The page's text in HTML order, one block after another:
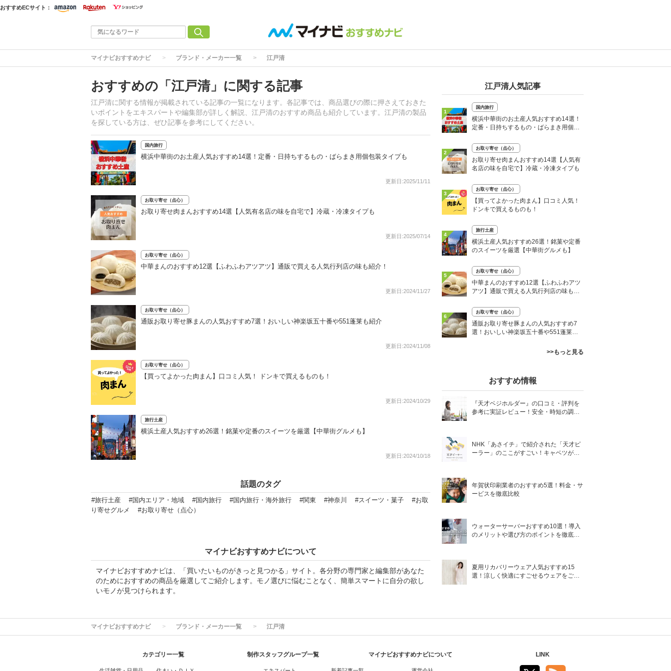
おすすめECサイト：
マイナビおすすめナビ ブランド・メーカー一覧 江戸清
おすすめの「江戸清」に関する記事
江戸清に関する情報が掲載されている記事の一覧になります。各記事では、商品選びの際に押さえておきた
いポイントをエキスパートや編集部が詳しく解説、江戸清のおすすめ商品も紹介しています。江戸清の製品
を探している方は、ぜひ記事を参考にしてください。
国内旅行
横浜中華街のお土産人気おすすめ14選！定番・日持ちするもの・ばらまき用個包装タイプも
更新日:2025/11/11
お取り寄せ（点心）
お取り寄せ肉まんおすすめ14選【人気有名店の味を自宅で】冷蔵・冷凍タイプも
更新日:2025/07/14
お取り寄せ（点心）
中華まんのおすすめ12選【ふわふわアツアツ】通販で買える人気行列店の味も紹介！
更新日:2024/11/27
お取り寄せ（点心）
通販お取り寄せ豚まんの人気おすすめ7選！おいしい神楽坂五十番や551蓬莱も紹介
更新日:2024/11/08
お取り寄せ（点心）
【買ってよかった肉まん】口コミ人気！ ドンキで買えるものも！
更新日:2024/10/29
旅行土産
横浜土産人気おすすめ26選！銘菓や定番のスイーツを厳選【中華街グルメも】
更新日:2024/10/18
話題のタグ
#旅行土産 #国内エリア・地域 #国内旅行 #国内旅行・海外旅行 #関東 #神奈川 #スイーツ・菓子
#お取
り寄せグルメ
#お取り寄せ（点心）
マイナビおすすめナビについて
マイナビおすすめナビは、「買いたいものがきっと見つかる」サイト。各分野の専門家と編集部があなた
のためにおすすめの商品を厳選してご紹介します。モノ選びに悩むことなく、簡単スマートに自分の欲し
いモノが見つけられます。
江戸清人気記事
1
国内旅行
横浜中華街のお土産人気おすすめ14選！
定番・日持ちするもの・ばらまき用個包
2
お取り寄せ（点心）
お取り寄せ肉まんおすすめ14選【人気有
名店の味を自宅で】冷蔵・冷凍タイプも
3
お取り寄せ（点心）
【買ってよかった肉まん】口コミ人気！
ドンキで買えるものも！
4
旅行土産
横浜土産人気おすすめ26選！銘菓や定番
のスイーツを厳選【中華街グルメも】
5
お取り寄せ（点心）
中華まんのおすすめ12選【ふわふわアツ
アツ】通販で買える人気行列店の味も紹
6
お取り寄せ（点心）
通販お取り寄せ豚まんの人気おすすめ7
選！おいしい神楽坂五十番や551蓬莱も
>>もっと見る
おすすめ情報
『天才ベジホルダー』の口コミ・評判を
参考に実証レビュー！安全・時短の調理
NHK「あさイチ」で紹介された「天才ピ
ーラー」のここがすごい！キャベツがほ
年賀状印刷業者のおすすめ5選！料金・サ
ービスを徹底比較
ウォーターサーバーおすすめ10選！導入
のメリットや選び方のポイントを徹底解
夏用リカバリーウェア人気おすすめ15
選！涼しく快適にすごせるウェアをご紹
マイナビおすすめナビ ブランド・メーカー一覧 江戸清
カテゴリー一覧 制作スタッフグループ一覧 マイナビおすすめナビについて LINK